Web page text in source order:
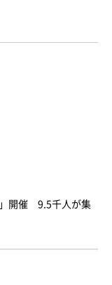
」開催 9.5千人が集